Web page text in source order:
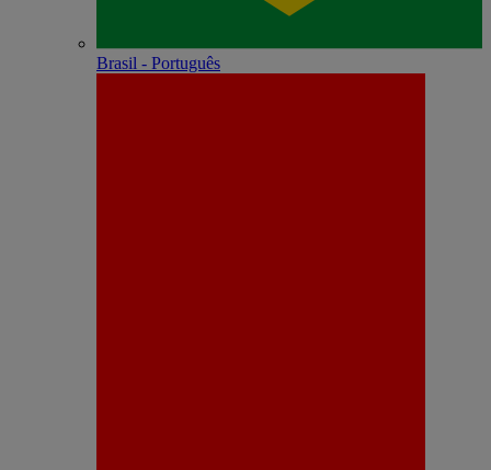
Brasil - Português